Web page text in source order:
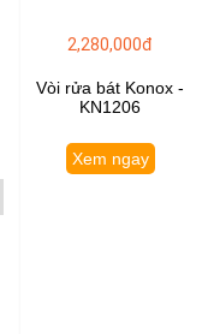
2,280,000đ
Vòi rửa bát Konox -
KN1206
Xem ngay